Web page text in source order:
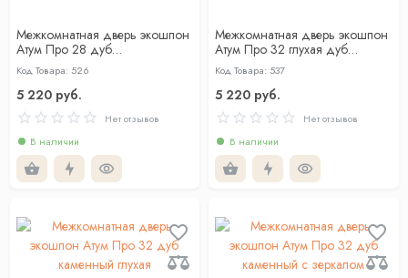
Межкомнатная дверь экошпон
Атум Про 28 дуб
скандинавский со стеклом
Код Товара: 526
5 220 руб.
Нет отзывов
В наличии
Межкомнатная дверь экошпон
Атум Про 32 глухая дуб
скандинавский со стеклом
Код Товара: 537
5 220 руб.
Нет отзывов
В наличии